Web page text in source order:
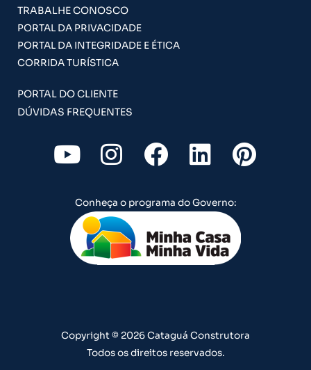
TRABALHE CONOSCO
PORTAL DA PRIVACIDADE
PORTAL DA INTEGRIDADE E ÉTICA
CORRIDA TURÍSTICA
PORTAL DO CLIENTE
DÚVIDAS FREQUENTES
Y
o
u
t
u
b
I
n
s
t
a
g
m
F
a
c
e
b
o
L
i
n
k
e
d
P
i
t
Conheça o programa do Governo:
Copyright © 2026 Cataguá Construtora
Todos os direitos reservados.